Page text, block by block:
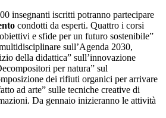
insegnanti iscritti potranno partecipare
condotti da esperti. Quattro i corsi
e sfide per un futuro sostenibile”
sull’Agenda 2030,
della didattica” sull’innovazione
per natura” sul
dei rifiuti organici per arrivare
ad arte” sulle tecniche creative di
Da gennaio inizieranno le attività